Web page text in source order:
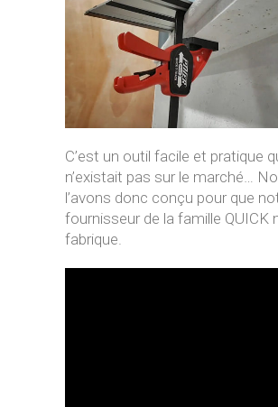
C’est un outil facile et pratique
n’existait pas sur le marché…
l’avons donc conçu pour que
fournisseur de la famille QUICK
fabrique.